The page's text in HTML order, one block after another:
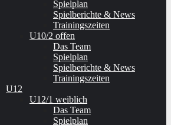
Spielplan
Spielberichte & News
Trainingszeiten
U10/2 offen
Das Team
Spielplan
Spielberichte & News
Trainingszeiten
U12
U12/1 weiblich
Das Team
Spielplan